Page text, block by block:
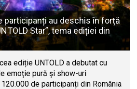
participanți au deschis în forță
Star”, tema ediției din
ediție UNTOLD a debutat cu
emoție pură și show-uri
de participanți din România